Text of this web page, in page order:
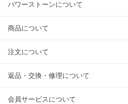
パワーストーンについて
商品について
注文について
返品・交換・修理について
会員サービスについて